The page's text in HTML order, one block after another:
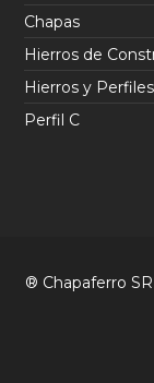
Chapas
Hierros de
Hierros y Perfiles
Perfil C
® Chapaferro